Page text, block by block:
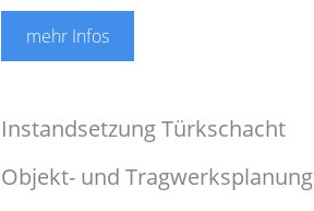
mehr Infos
Instandsetzung Türkschacht
Objekt- und Tragwerksplanung